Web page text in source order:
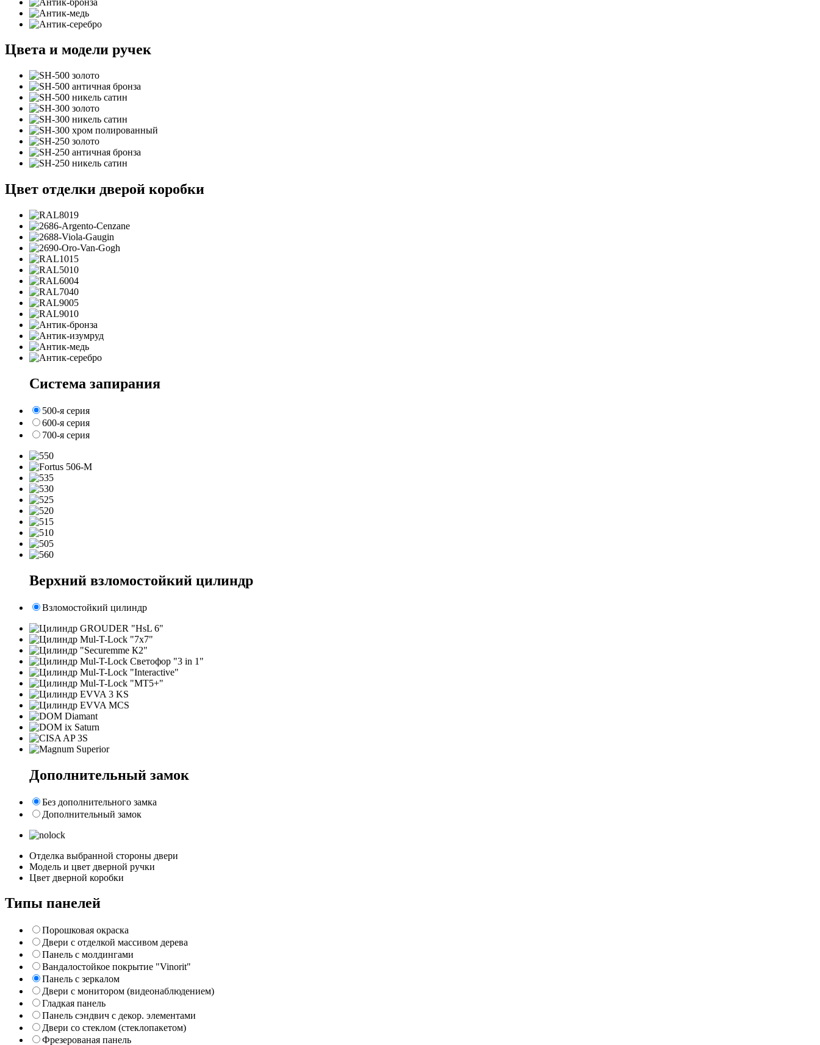
Цвета и модели ручек
Цвет отделки дверой коробки
Система запирания
500-я серия
600-я серия
700-я серия
Верхний взломостойкий цилиндр
Взломостойкий цилиндр
Дополнительный замок
Без дополнительного замка
Дополнительный замок
Отделка выбранной стороны двери
Модель и цвет дверной ручки
Цвет дверной коробки
Типы панелей
Порошковая окраска
Двери с отделкой массивом дерева
Панель с молдингами
Вандалостойкое покрытие "Vinorit"
Панель с зеркалом
Двери с монитором (видеонаблюдением)
Гладкая панель
Панель сэндвич с декор. элементами
Двери со стеклом (стеклопакетом)
Фрезерованая панель